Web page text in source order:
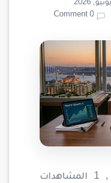
0 Comment
, 1 المشاهدات